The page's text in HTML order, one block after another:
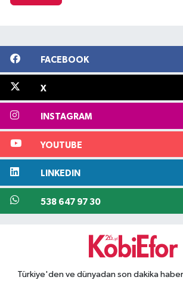
FACEBOOK
X
INSTAGRAM
YOUTUBE
LINKEDIN
538 647 97 30
Türkiye'den ve dünyadan son dakika